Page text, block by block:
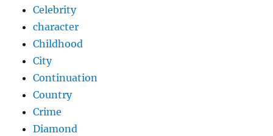
Celebrity
character
Childhood
City
Continuation
Country
Crime
Diamond